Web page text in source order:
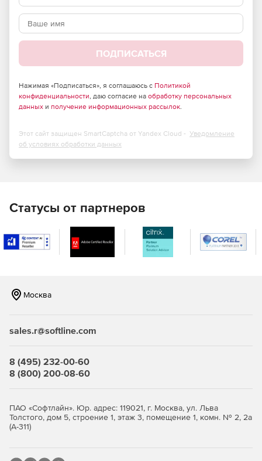
Автоматическая генерация диаграмм, гиперссылок,
маркировка и и. д.
Нет необходимости в rtf или сценариях.
Проекты:
Повторное использование модели данных для многих
аудиторий и в разных форматах.
быстрого выявления пробелов и дублирования.
Публикация материалов онлайн с ссылками и
инструкциями для рецензентов.
Возможность публичногоиобсужеления проекта.
Обновление документов проекта в 2 клика.
Сокращение времени, необходимого для обратной
согласований благодаря четким инструкциям.
ПОДПИСАТЬСЯ
Нажимая «Подписаться», я соглашаюсь с Политикой
конфиденциальности, даю согласие на обработку персональных
данных и получение информационных рассылок.
Этот сайт защищен SmartCaptcha от Yandex Cloud - Уведомление
об условиях обработки данных
Статусы от партнеров
Москва
sales.r@softline.com
8 (495) 232-00-60
8 (800) 200-08-60
ПАО «Софтлайн». Юр. адрес: 119021, г. Москва, ул. Льва
Толстого, дом 5, строение 1, этаж 3, помещение 1, комн. № 2, 2а
(А-311)